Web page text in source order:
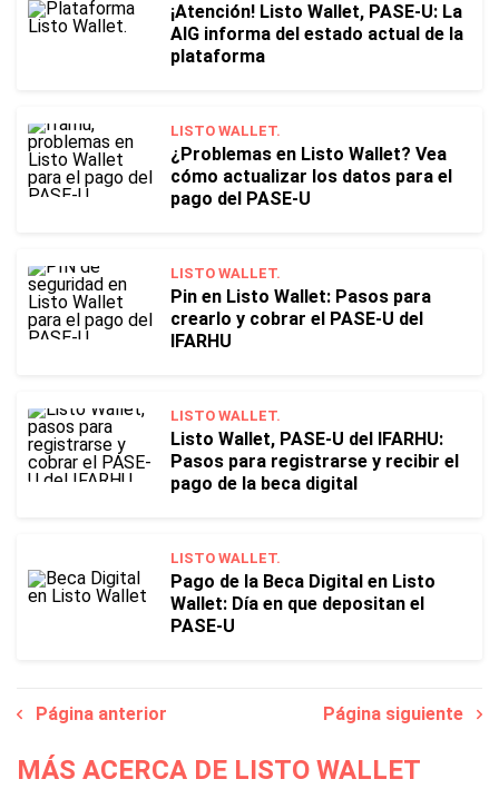
¡Atención! Listo Wallet, PASE-U: La
AIG informa del estado actual de la
plataforma
LISTO WALLET.
¿Problemas en Listo Wallet? Vea
cómo actualizar los datos para el
pago del PASE-U
LISTO WALLET.
Pin en Listo Wallet: Pasos para
crearlo y cobrar el PASE-U del
IFARHU
LISTO WALLET.
Listo Wallet, PASE-U del IFARHU:
Pasos para registrarse y recibir el
pago de la beca digital
LISTO WALLET.
Pago de la Beca Digital en Listo
Wallet: Día en que depositan el
PASE-U
Página anterior Página siguiente
MÁS ACERCA DE LISTO WALLET